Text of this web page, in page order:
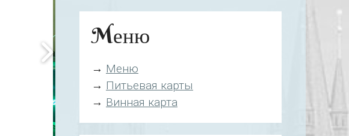
Mеню
→ Mеню
→ Питьевая карты
→ Винная карта